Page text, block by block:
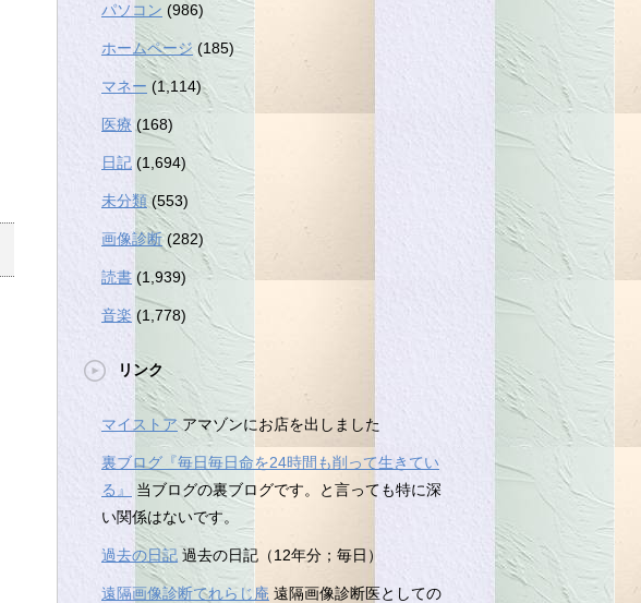
パソコン (986)
ホームページ (185)
マネー (1,114)
医療 (168)
日記 (1,694)
未分類(553)
画像診断(282)
読書 (1,939)
音楽 (1,778)
リンク
マイストアアマゾンにお店を出しました
裏ブログ『毎日毎日命を24時間も削って生きてい
る』
当ブログの裏ブログです。と言っても特に深
い関係はないです。
過去の日記 過去の日記（12年分；毎日）
遠隔画像診断てれらじ庵 遠隔画像診断医としての